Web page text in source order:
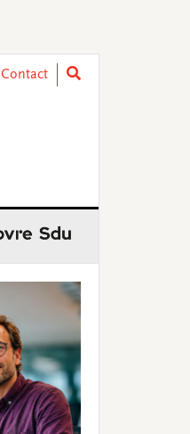
Contact